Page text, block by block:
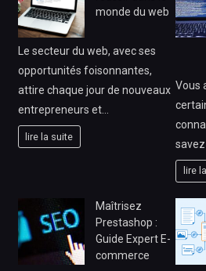
monde du web
Le secteur du web, avec ses
opportunités foisonnantes,
attire chaque jour de nouveaux
entrepreneurs et…
lire la suite
Vous
savez
lire
Maîtrisez
Prestashop :
Guide Expert E-
commerce